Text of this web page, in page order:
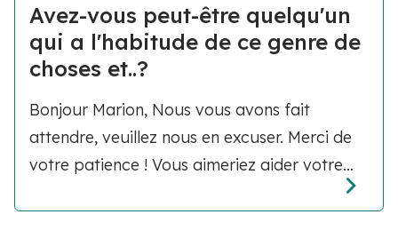
Avez-vous peut-être quelqu'un
qui a l'habitude de ce genre de
choses et..?
Bonjour Marion, Nous vous avons fait
attendre, veuillez nous en excuser. Merci de
votre patience ! Vous aimeriez aider votre...